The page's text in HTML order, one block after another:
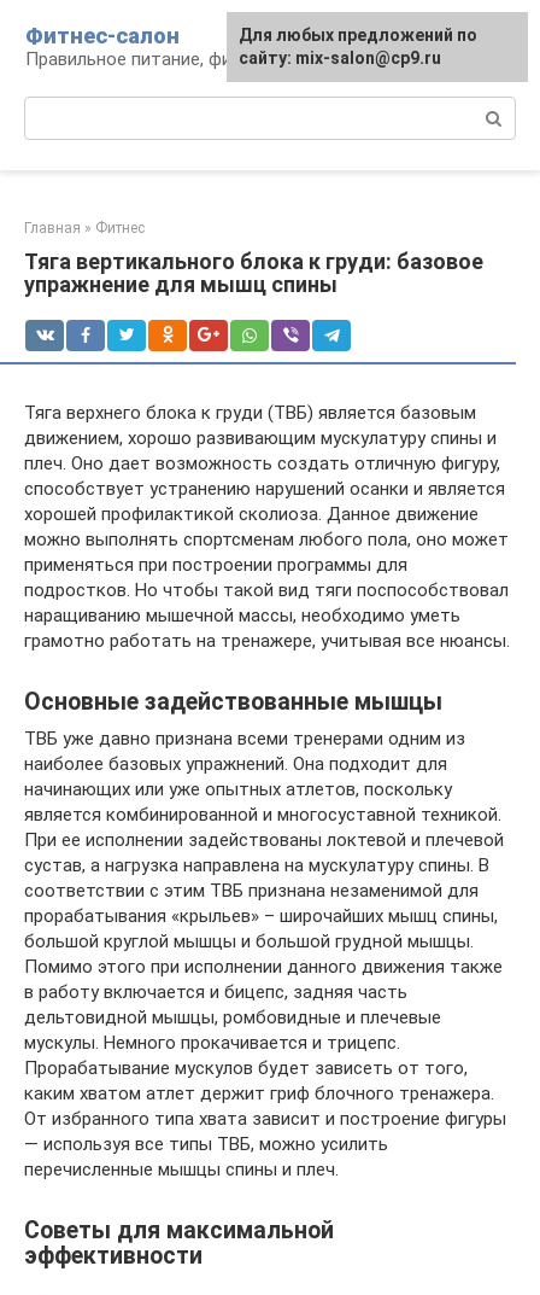
контенту
Фитнес-салон
Правильное питание, фитнес, образ жизни
Главная » Фитнес
Тяга вертикального блока к груди: базовое
упражнение для мышц спины
Тяга верхнего блока к груди (ТВБ) является базовым
движением, хорошо развивающим мускулатуру спины и
плеч. Оно дает возможность создать отличную фигуру,
способствует устранению нарушений осанки и является
хорошей профилактикой сколиоза. Данное движение
можно выполнять спортсменам любого пола, оно может
применяться при построении программы для
подростков. Но чтобы такой вид тяги поспособствовал
наращиванию мышечной массы, необходимо уметь
грамотно работать на тренажере, учитывая все нюансы.
Основные задействованные мышцы
ТВБ уже давно признана всеми тренерами одним из
наиболее базовых упражнений. Она подходит для
начинающих или уже опытных атлетов, поскольку
является комбинированной и многосуставной техникой.
При ее исполнении задействованы локтевой и плечевой
сустав, а нагрузка направлена на мускулатуру спины. В
соответствии с этим ТВБ признана незаменимой для
прорабатывания «крыльев» – широчайших мышц спины,
большой круглой мышцы и большой грудной мышцы.
Помимо этого при исполнении данного движения также
в работу включается и бицепс, задняя часть
дельтовидной мышцы, ромбовидные и плечевые
мускулы. Немного прокачивается и трицепс.
Прорабатывание мускулов будет зависеть от того,
каким хватом атлет держит гриф блочного тренажера.
От избранного типа хвата зависит и построение фигуры
— используя все типы ТВБ, можно усилить
перечисленные мышцы спины и плеч.
Советы для максимальной
эффективности
Для любых предложений по
сайту: mix-salon@cp9.ru